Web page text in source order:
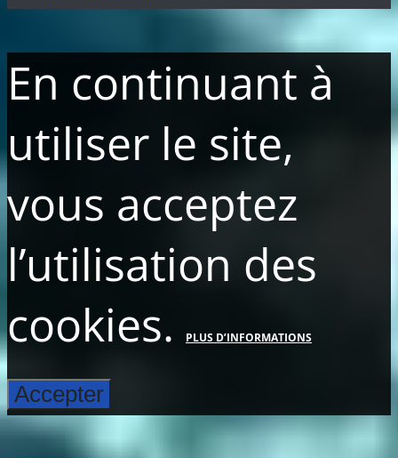
En continuant à
utiliser le site,
vous acceptez
l’utilisation des
cookies.
PLUS D’INFORMATIONS
Accepter